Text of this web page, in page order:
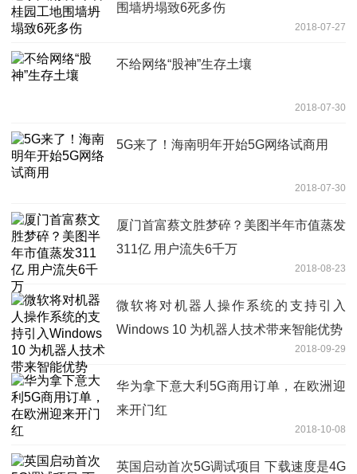
围墙坍塌致6死多伤
2018-07-27
不给网络“股神”生存土壤
2018-07-30
5G来了！海南明年开始5G网络试商用
2018-07-30
厦门首富蔡文胜梦碎？美图半年市值蒸发
311亿 用户流失6千万
2018-08-23
微软将对机器人操作系统的支持引入
Windows 10 为机器人技术带来智能优势
2018-09-29
华为拿下意大利5G商用订单，在欧洲迎
来开门红
2018-10-08
英国启动首次5G调试项目 下载速度是4G